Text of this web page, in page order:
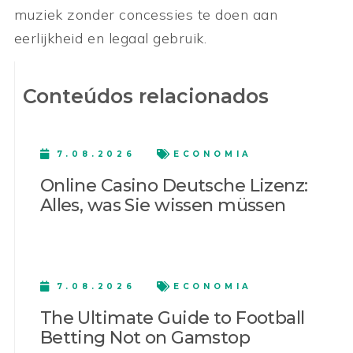
muziek zonder concessies te doen aan
eerlijkheid en legaal gebruik.
Conteúdos relacionados
7.08.2026 ECONOMIA
Online Casino Deutsche Lizenz:
Alles, was Sie wissen müssen
7.08.2026 ECONOMIA
The Ultimate Guide to Football
Betting Not on Gamstop